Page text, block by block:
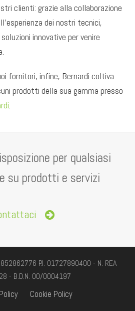
clienti: grazie alla collaborazione
dei nostri tecnici,
innovative per venire
fornitori, infine, Bernardi coltiva
prodotti della sua gamma presso
.
per qualsiasi
su prodotti e servizi
P.I. 01727890400 - N. REA
- B.D.N. 00/0004197
Cookie Policy